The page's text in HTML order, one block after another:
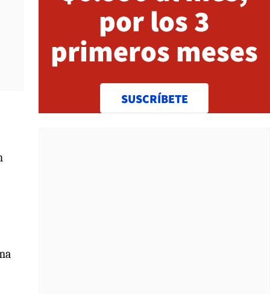
por los 3
primeros meses
SUSCRÍBETE